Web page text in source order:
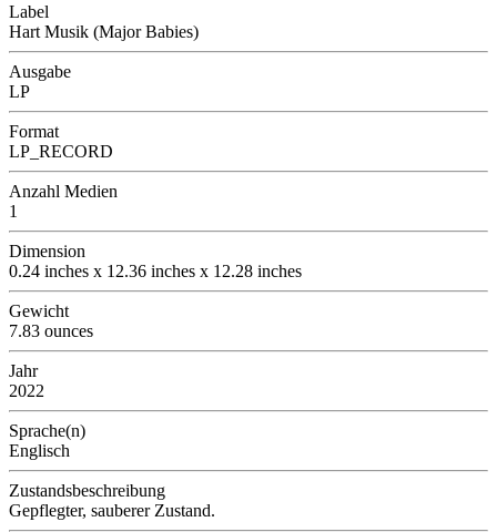
Label
Hart Musik (Major Babies)
Ausgabe
LP
Format
LP_RECORD
Anzahl Medien
1
Dimension
0.24 inches x 12.36 inches x 12.28 inches
Gewicht
7.83 ounces
Jahr
2022
Sprache(n)
Englisch
Zustandsbeschreibung
Gepflegter, sauberer Zustand.